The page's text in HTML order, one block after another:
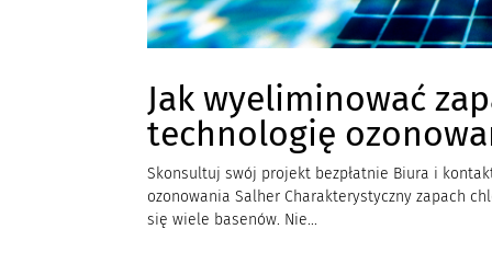
Jak wyeliminować
technologię
Skonsultuj swój projekt bezpłatnie Biura i
ozonowania Salher Charakterystyczny zapach
się wiele basenów. Nie...